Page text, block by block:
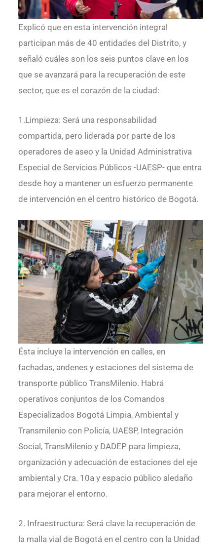
Explicó que en esta intervención integral
participan más de 40 entidades del Distrito, y
señaló cuáles son los seis puntos clave en los
que se avanzará para la recuperación de este
sector, que es el corazón de la ciudad:
1.Limpieza: Será una responsabilidad
compartida, pero liderada por parte de los
operadores de aseo y la Unidad Administrativa
Especial de Servicios Públicos -UAESP- que entra
desde hoy a mantener un esfuerzo permanente
de intervención en el centro histórico de Bogotá.
Ésta incluye la intervención en calles, en
fachadas, andenes y estaciones del sistema de
transporte público TransMilenio. Habrá
operativos conjuntos de los Comandos
Especializados Bogotá Limpia, Ambiental y
Transmilenio con Policía, UAESP, Integración
Social, TransMilenio y DADEP para limpieza,
organización y adecuación de estaciones del eje
ambiental y Cra. 10a y espacio público aledaño
para mejorar el entorno.
2. Infraestructura: Será clave la recuperación de
la malla vial de Bogotá en el centro con la Unidad